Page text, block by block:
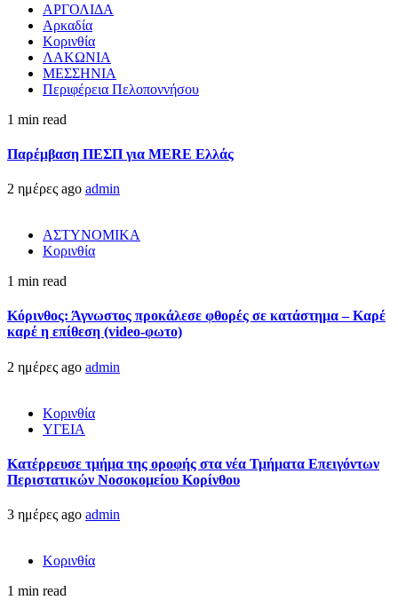
ΑΡΓΟΛΙΔΑ
Αρκαδία
Κορινθία
ΛΑΚΩΝΙΑ
ΜΕΣΣΗΝΙΑ
Περιφέρεια Πελοποννήσου
1 min read
Παρέμβαση ΠΕΣΠ για MERE Ελλάς
2 ημέρες ago admin
ΑΣΤΥΝΟΜΙΚΑ
Κορινθία
1 min read
Κόρινθος: Άγνωστος προκάλεσε φθορές σε κατάστημα – Καρέ
καρέ η επίθεση (video-φωτο)
2 ημέρες ago admin
Κορινθία
ΥΓΕΙΑ
Kατέρρευσε τμήμα της οροφής στα νέα Τμήματα Επειγόντων
Περιστατικών Νοσοκομείου Κορίνθου
3 ημέρες ago admin
Κορινθία
1 min read